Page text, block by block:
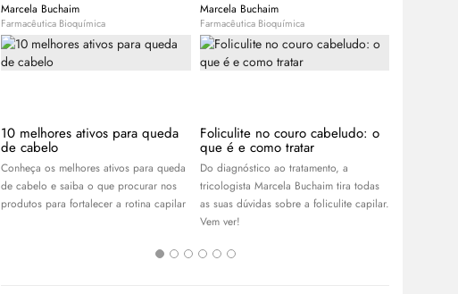
Marcela Buchaim
Farmacêutica Bioquímica
10 melhores ativos para queda
de cabelo
Conheça os melhores ativos para queda
de cabelo e saiba o que procurar nos
produtos para fortalecer a rotina capilar
Marcela Buchaim
Farmacêutica Bioquímica
Foliculite no couro cabeludo: o
que é e como tratar
Do diagnóstico ao tratamento, a
tricologista Marcela Buchaim tira todas
as suas dúvidas sobre a foliculite capilar.
Vem ver!